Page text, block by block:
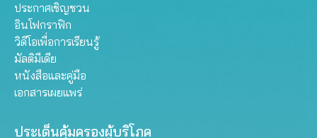
ประกาศเชิญชวน
อินโฟกราฟิก
วิดีโอเพื่อการเรียนรู้
มัลติมีเดีย
หนังสือและคู่มือ
เอกสารเผยแพร่
ประเด็นคุ้มครองผู้บริโภค